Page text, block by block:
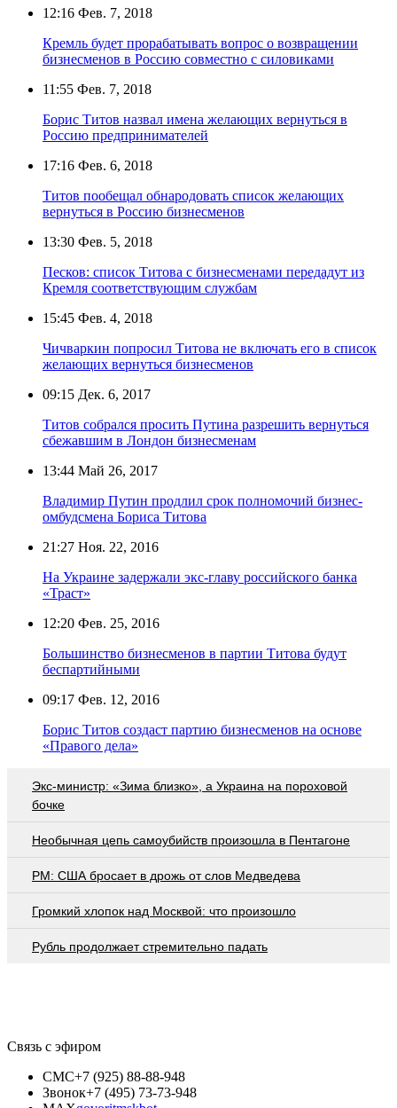
12:16 Фев. 7, 2018
Кремль будет прорабатывать вопрос о возвращении
бизнесменов в Россию совместно с силовиками
11:55 Фев. 7, 2018
Борис Титов назвал имена желающих вернуться в
Россию предпринимателей
17:16 Фев. 6, 2018
Титов пообещал обнародовать список желающих
вернуться в Россию бизнесменов
13:30 Фев. 5, 2018
Песков: список Титова с бизнесменами передадут из
Кремля соответствующим службам
15:45 Фев. 4, 2018
Чичваркин попросил Титова не включать его в список
желающих вернуться бизнесменов
09:15 Дек. 6, 2017
Титов собрался просить Путина разрешить вернуться
сбежавшим в Лондон бизнесменам
13:44 Май 26, 2017
Владимир Путин продлил срок полномочий бизнес-
омбудсмена Бориса Титова
21:27 Ноя. 22, 2016
На Украине задержали экс-главу российского банка
«Траст»
12:20 Фев. 25, 2016
Большинство бизнесменов в партии Титова будут
беспартийными
09:17 Фев. 12, 2016
Борис Титов создаст партию бизнесменов на основе
«Правого дела»
Экс-министр: «Зима близко», а Украина на пороховой
бочке
Необычная цепь самоубийств произошла в Пентагоне
PM: США бросает в дрожь от слов Медведева
Громкий хлопок над Москвой: что произошло
Рубль продолжает стремительно падать
Связь с эфиром
СМС+7 (925) 88-88-948
Звонок+7 (495) 73-73-948